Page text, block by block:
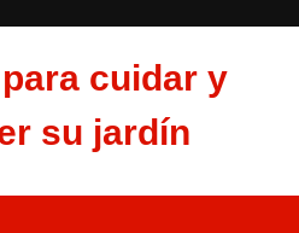
cuidar y
su jardín